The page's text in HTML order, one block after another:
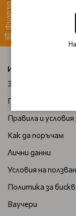
Филтър
ИНФОРМАЦИЯ
За нас
Плащане и
Правила и
Как да поръчам
Лични данни
Условия на
Политика за
Ваучери